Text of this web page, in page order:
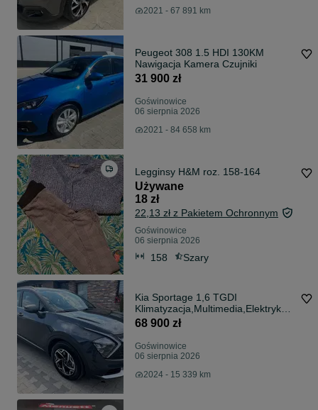
2021 - 67 891 km
Peugeot 308 1.5 HDI 130KM
Nawigacja Kamera Czujniki
31 900 zł
Goświnowice
06 sierpnia 2026
2021 - 84 658 km
Legginsy H&M roz. 158-164
Używane
18 zł
22,13 zł z Pakietem Ochronnym
Goświnowice
06 sierpnia 2026
158 Szary
Kia Sportage 1,6 TGDI
Klimatyzacja,Multimedia,Elektryka,
Kamera
68 900 zł
Goświnowice
06 sierpnia 2026
2024 - 15 339 km